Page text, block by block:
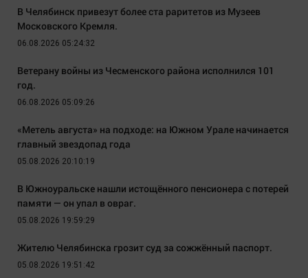
В Челябинск привезут более ста раритетов из Музеев
Московского Кремля.
06.08.2026 05:24:32
Ветерану войны из Чесменского района исполнился 101
год.
06.08.2026 05:09:26
«Метель августа» на подходе: на Южном Урале начинается
главный звездопад года
05.08.2026 20:10:19
В Южноуральске нашли истощённого пенсионера с потерей
памяти — он упал в овраг.
05.08.2026 19:59:29
Жителю Челябинска грозит суд за сожжённый паспорт.
05.08.2026 19:51:42